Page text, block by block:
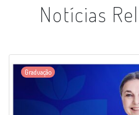
Notícias
Graduação